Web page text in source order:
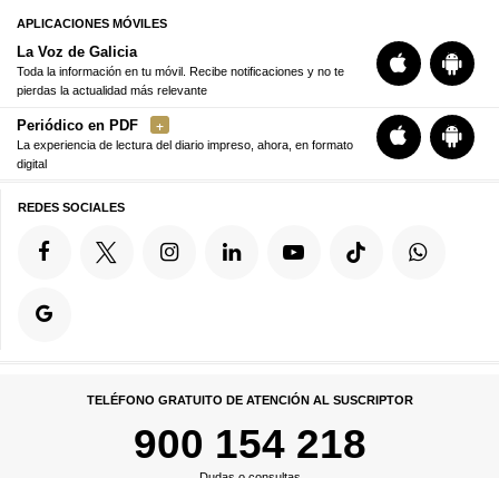
APLICACIONES MÓVILES
La Voz de Galicia
Toda la información en tu móvil. Recibe notificaciones y no te
pierdas la actualidad más relevante
Periódico en PDF
La experiencia de lectura del diario impreso, ahora, en formato
digital
REDES SOCIALES
TELÉFONO GRATUITO DE ATENCIÓN AL SUSCRIPTOR
900 154 218